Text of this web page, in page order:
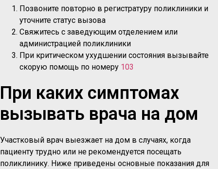
Позвоните повторно в регистратуру поликлиники и
уточните статус вызова
Свяжитесь с заведующим отделением или
администрацией поликлиники
При критическом ухудшении состояния вызывайте
скорую помощь по номеру 103
При каких симптомах
вызывать врача на дом
Участковый врач выезжает на дом в случаях, когда
пациенту трудно или не рекомендуется посещать
поликлинику. Ниже приведены основные показания для